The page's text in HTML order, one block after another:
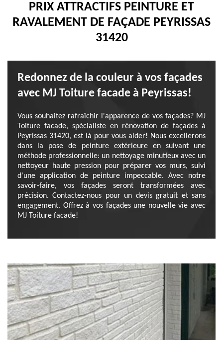
PRIX ATTRACTIFS PEINTURE ET
RAVALEMENT DE FAÇADE PEYRISSAS
31420
Redonnez de la couleur à vos façades
avec MJ Toiture facade à Peyrissas!
Vous souhaitez rafraîchir l'apparence de vos façades? MJ
Toiture facade, spécialiste en rénovation de façades à
Peyrissas 31420, est là pour vous aider! Nous excellerons
dans la pose de peinture extérieure en suivant une
méthode professionnelle: un nettoyage minutieux avec un
nettoyeur haute pression pour préparer vos murs, suivi
d'une application de peinture impeccable. Avec notre
savoir-faire, vos façades seront transformées avec
précision. Contactez-nous pour un devis gratuit et sans
engagement. Offrez à vos façades une nouvelle vie avec
MJ Toiture facade!